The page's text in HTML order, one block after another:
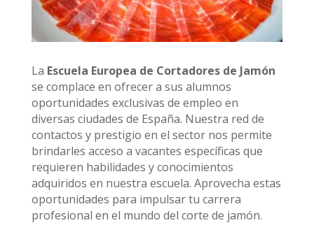
La Escuela Europea de Cortadores de Jamón
se complace en ofrecer a sus alumnos
oportunidades exclusivas de empleo en
diversas ciudades de España. Nuestra red de
contactos y prestigio en el sector nos permite
brindarles acceso a vacantes específicas que
requieren habilidades y conocimientos
adquiridos en nuestra escuela. Aprovecha estas
oportunidades para impulsar tu carrera
profesional en el mundo del corte de jamón.